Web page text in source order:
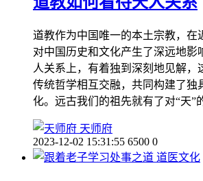
道教作为中国唯一的本土宗教，在
对中国历史和文化产生了深远地影
人关系上，有着独到深刻地见解，
传统哲学相互交融，共同构建了独
化。远古我们的祖先就有了对“天”
天师府
2023-12-02 15:31:55 6500 0
道医文化